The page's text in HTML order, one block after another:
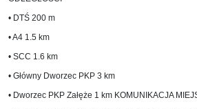
• DTŚ 200 m
• A4 1.5 km
• SCC 1.6 km
• Główny Dworzec PKP 3 km
• Dworzec PKP Załęże 1 km KOMUNIKACJA